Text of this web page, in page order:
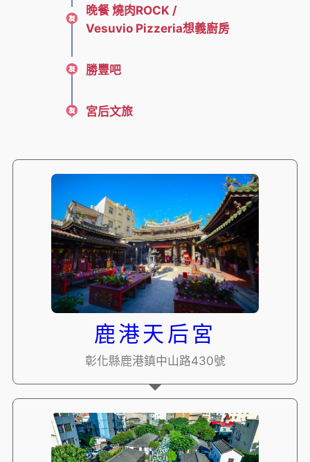
晚餐 燒肉ROCK /
Vesuvio Pizzeria想義廚房
勝豐吧
宮后文旅
鹿港天后宮
彰化縣鹿港鎮中山路430號